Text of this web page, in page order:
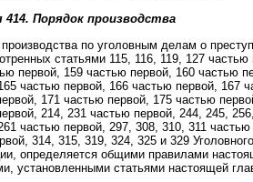
Порядок производства
по уголовным делам о
статьями 115, 116, 119, 127 частью
первой, 159 частью первой, 160 частью
частью первой, 166 частью первой, 167
171 частью первой, 175 частью
214, 231 частью первой, 244, 245,
частью первой, 297, 308, 310, 311
314, 315, 319, 324, 325 и 329
определяется общими правилами
установленными статьями настоящей